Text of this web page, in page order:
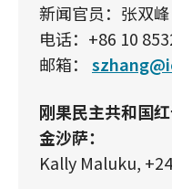
新闻官员：张双峰
电话：+86 10
邮箱：
刚果民主共和国红
金沙萨：
Kally Maluku,